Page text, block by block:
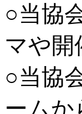
○当協
マや開
○当協
ーム